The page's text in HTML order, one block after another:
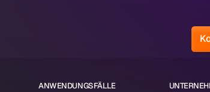
ANWENDUNGSFÄLLE